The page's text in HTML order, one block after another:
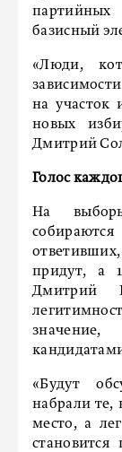
партийных
базисный
«Люди,
на участок
новых
Дмитрий
Голос
На
придут, а
Дмитрий
«Будут
набрали те,
место, а